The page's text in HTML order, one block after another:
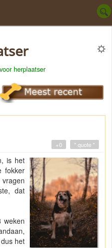
herplaatser
" quote "
+0
is het
fokker
dat
weken
het